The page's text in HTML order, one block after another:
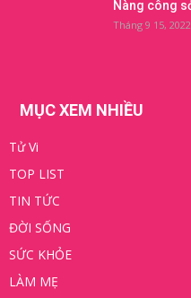
Nàng công
Tháng 9 15, 2022
MỤC XEM NHIỀU
Tử Vi
TOP LIST
TIN TỨC
ĐỜI SỐNG
SỨC KHỎE
LÀM MẸ